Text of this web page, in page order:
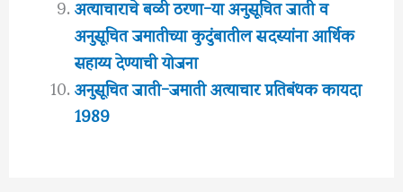
अनुसूचित जमातीच्या कुटुंबातील सदस्यांना आर्थिक
सहाय्य देण्याची योजना
अनुसूचित जाती-जमाती अत्याचार प्रतिबंधक कायदा
1989